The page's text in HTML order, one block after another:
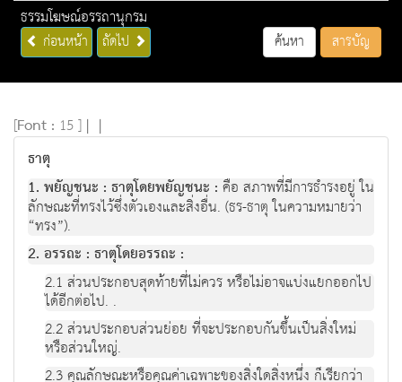
ธรรมโฆษณ์อรรถานุกรม
ก่อนหน้า ถัดไป ค้นหา สารบัญ
[Font : 15 ] | |
ธาตุ
1. พยัญชนะ : ธาตุโดยพยัญชนะ : คือ สภาพที่มีการธำรงอยู่ ใน
ลักษณะที่ทรงไว้ซึ่งตัวเองและสิ่งอื่น. (ธร-ธาตุ ในความหมายว่า
“ทรง”).
2. อรรถะ : ธาตุโดยอรรถะ :
2.1 ส่วนประกอบสุดท้ายที่ไม่ควร หรือไม่อาจแบ่งแยกออกไป
ได้อีกต่อไป. .
2.2 ส่วนประกอบส่วนย่อย ที่จะประกอบกันขึ้นเป็นสิ่งใหม่
หรือส่วนใหญ่.
2.3 คุณลักษณะหรือคุณค่าเฉพาะของสิ่งใดสิ่งหนึ่ง ก็เรียกว่า